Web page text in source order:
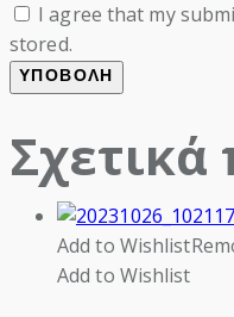
I agree that my
stored.
Σχετικά
Add to Wishlist
Add to Wishlist